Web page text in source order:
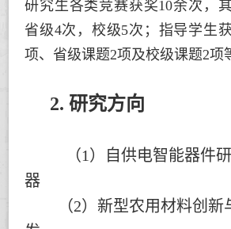
研究生各类竞赛获奖10余次，
省级4次，校级5次；指导学生
项、省级课题2项及校级课题2项
2. 研究方向
（1）自供电智能器件
器
（2）新型农用材料创